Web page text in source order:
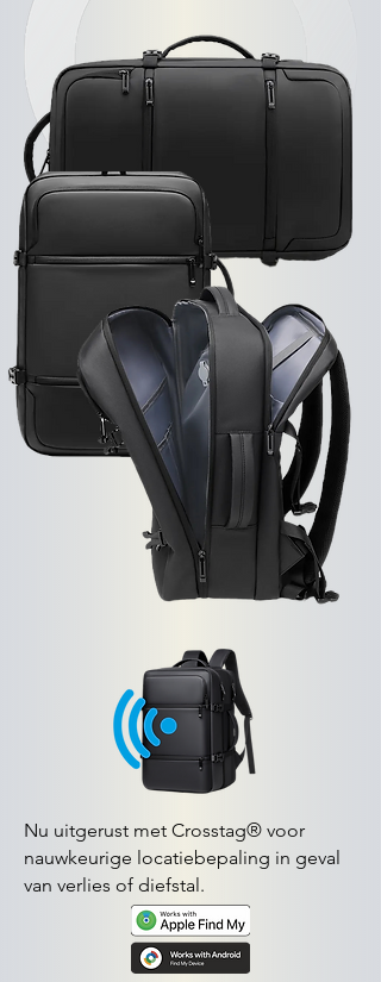
Nu uitgerust met Crosstag® voor
nauwkeurige locatiebepaling in geval
van verlies of diefstal.